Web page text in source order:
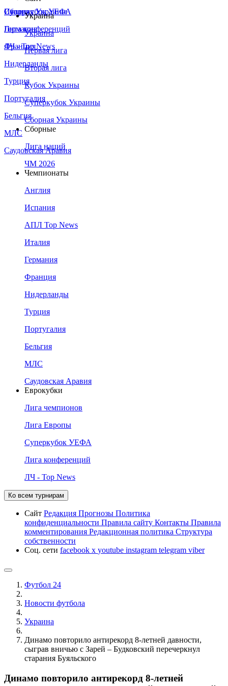
Сборная Украины
Италия
Германия
Франция
Нидерланды
Турция
Португалия
Бельгия
МЛС
Саудовская Аравия
Суперкубок УЕФА
Лига конференций
ЛЧ - Top News
Украина
Украина
Первая лига
Вторая лига
Кубок Украины
Суперкубок Украины
Сборная Украины
Сборные
Лига наций
ЧМ 2026
Чемпионаты
Англия
Испания
АПЛ Top News
Италия
Германия
Франция
Нидерланды
Турция
Португалия
Бельгия
МЛС
Саудовская Аравия
Еврокубки
Лига чемпионов
Лига Европы
Суперкубок УЕФА
Лига конференций
ЛЧ - Top News
Ко всем турнирам
Сайт Редакция Прогнозы Политика
конфиденциальности Правила сайту Контакты Правила
комментирования Редакционная политика Структура
собственности
Соц. сети facebook x youtube instagram telegram viber
Футбол 24
Новости футбола
Украина
Динамо повторило антирекорд 8-летней давности,
сыграв вничью с Зарей – Будковский перечеркнул
старания Буяльского
Динамо повторило антирекорд 8-летней